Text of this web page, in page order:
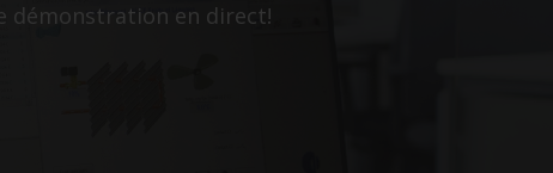
démonstration en direct!